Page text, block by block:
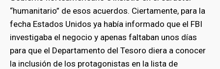
“humanitario” de esos acuerdos. Ciertamente, para la
fecha Estados Unidos ya había informado que el FBI
investigaba el negocio y apenas faltaban unos días
para que el Departamento del Tesoro diera a conocer
la inclusión de los protagonistas en la lista de